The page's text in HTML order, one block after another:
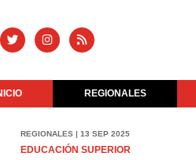
REGIONALES
REGIONALES | 13 SEP 2025
EDUCACIÓN SUPERIOR